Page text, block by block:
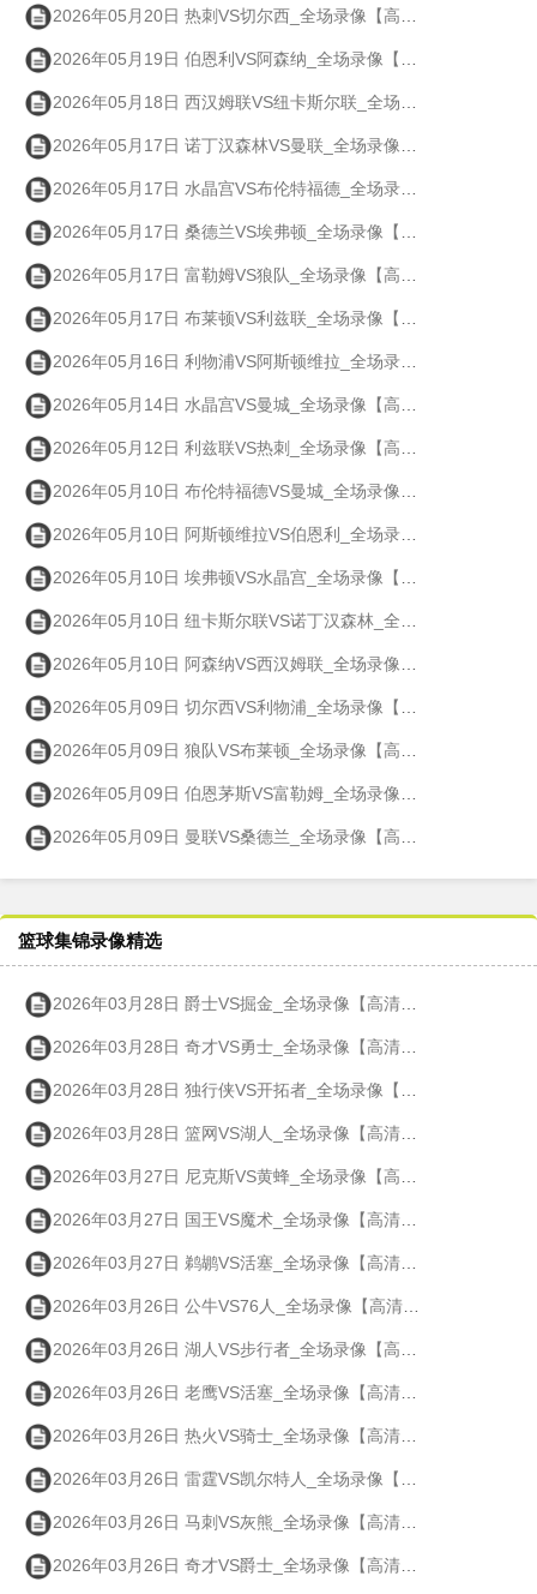
2026年05月20日 热刺VS切尔西_全场录像【高清回放】
2026年05月19日 伯恩利VS阿森纳_全场录像【高清回放】
2026年05月18日 西汉姆联VS纽卡斯尔联_全场录像【高清回放】
2026年05月17日 诺丁汉森林VS曼联_全场录像【高清回放】
2026年05月17日 水晶宫VS布伦特福德_全场录像【高清回放】
2026年05月17日 桑德兰VS埃弗顿_全场录像【高清回放】
2026年05月17日 富勒姆VS狼队_全场录像【高清回放】
2026年05月17日 布莱顿VS利兹联_全场录像【高清回放】
2026年05月16日 利物浦VS阿斯顿维拉_全场录像【高清回放】
2026年05月14日 水晶宫VS曼城_全场录像【高清回放】
2026年05月12日 利兹联VS热刺_全场录像【高清回放】
2026年05月10日 布伦特福德VS曼城_全场录像【高清回放】
2026年05月10日 阿斯顿维拉VS伯恩利_全场录像【高清回放】
2026年05月10日 埃弗顿VS水晶宫_全场录像【高清回放】
2026年05月10日 纽卡斯尔联VS诺丁汉森林_全场录像【高清回放】
2026年05月10日 阿森纳VS西汉姆联_全场录像【高清回放】
2026年05月09日 切尔西VS利物浦_全场录像【高清回放】
2026年05月09日 狼队VS布莱顿_全场录像【高清回放】
2026年05月09日 伯恩茅斯VS富勒姆_全场录像【高清回放】
2026年05月09日 曼联VS桑德兰_全场录像【高清回放】
篮球集锦录像精选
2026年03月28日 爵士VS掘金_全场录像【高清回放】
2026年03月28日 奇才VS勇士_全场录像【高清回放】
2026年03月28日 独行侠VS开拓者_全场录像【高清回放】
2026年03月28日 篮网VS湖人_全场录像【高清回放】
2026年03月27日 尼克斯VS黄蜂_全场录像【高清回放】
2026年03月27日 国王VS魔术_全场录像【高清回放】
2026年03月27日 鹈鹕VS活塞_全场录像【高清回放】
2026年03月26日 公牛VS76人_全场录像【高清回放】
2026年03月26日 湖人VS步行者_全场录像【高清回放】
2026年03月26日 老鹰VS活塞_全场录像【高清回放】
2026年03月26日 热火VS骑士_全场录像【高清回放】
2026年03月26日 雷霆VS凯尔特人_全场录像【高清回放】
2026年03月26日 马刺VS灰熊_全场录像【高清回放】
2026年03月26日 奇才VS爵士_全场录像【高清回放】